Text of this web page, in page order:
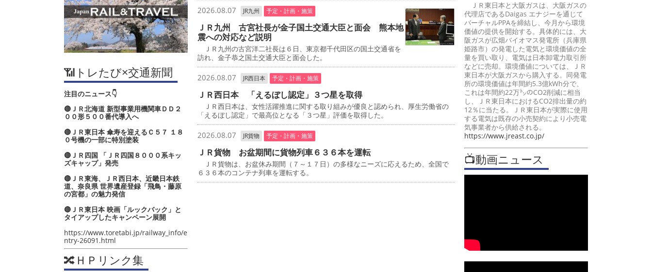
📶トレたび×交通新聞
注目のニュース👇
🔴ＪＲ北海道 新型事業用機関車ＤＤ２
００形５００番代導入へ
🔴ＪＲ東日本 傘寿を迎えるＣ５７ １８
０号機の一部に特別塗装
🔴ＪＲ四国 「ＪＲ四国８０００系キッ
ズキャップ」発売
🔴ＪＲ東海、ＪＲ西日本、近畿日本鉄
道、奈良県 世界遺産登録「飛鳥・藤原
の宮都」の魅力発信
🔴ＪＲ東日本 映画「ルックバック」と
タイアップしたキャンペーン展開
https://www.toretabi.jp/railway_info/e
ntry-26091.html
🔀ＨＰリンク集
2026.08.07 JR九州 予定・計画・施策
ＪＲ九州 古宮社長が金子国土交通大臣と面会 熊本地
震への対応など説明
ＪＲ九州の古宮洋二社長は６日、東京都千代田区の国土交通省を
訪れ、金子恭之国土交通大臣と面会した。
2026.08.07 JR西日本 予定・計画・施策
ＪＲ西日本 「えるぼし認定」３つ星を取得
ＪＲ西日本は、女性活躍推進に関する取り組みが優良と認められ、厚生労働省の
「えるぼし認定」で最高位となる「３つ星」評価を取得した。
2026.08.07 JR貨物 予定・計画・施策
ＪＲ貨物 お盆期間に貨物列車６３６本を運転
ＪＲ貨物は、お盆休み期間（７～１７日）の多様なニーズに応えるため、全国で
６３６本のコンテナ列車を運転する。
ＪＲ東日本と大阪ガスは、大阪ガスの
代理店であるDaigas エナジーを通じて
バーチャルPPAを締結し、今月から環境
価値の提供を開始する。具体的には、大
阪ガスが広畑バイオマス発電所（兵庫県
姫路市）の発電した電気と環境価値の全
量を買い取り、電気は日本卸電力取引所
などに売却。環境価値については、ＪＲ
東日本が大阪ガスから購入する。同発電
所の環境価値は年間約5.3億kWh分で、
これは年間約22万㌧のCO2削減に相当
し、ＪＲ東日本におけるCO2排出量の約
12％に当たる。ＪＲ東日本が実際に使用
する電気は既存の小売契約により小売電
気事業者から供給される。
https://www.jreast.co.jp/
📺動画ニュース